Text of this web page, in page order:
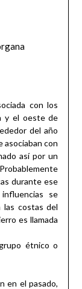
con los
y el oeste de
del año
asociaban con
así por un
durante ese
se
las costas del
es llamada
étnico o
en el pasado,